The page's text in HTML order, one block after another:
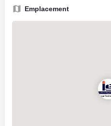
Emplacement